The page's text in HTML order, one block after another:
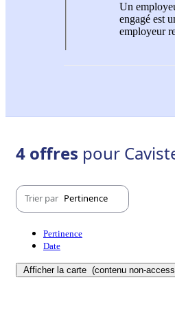
Un
engagé est
employeur
4 offres pour
Trier par Pertinence
Pertinence
Date
Afficher la carte (contenu non-